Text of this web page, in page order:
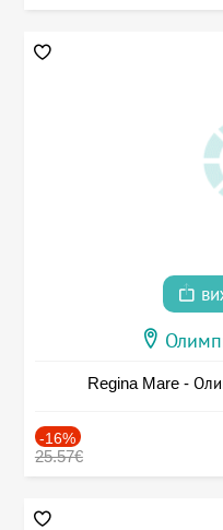
Regina Mare -
-16%
25.57€